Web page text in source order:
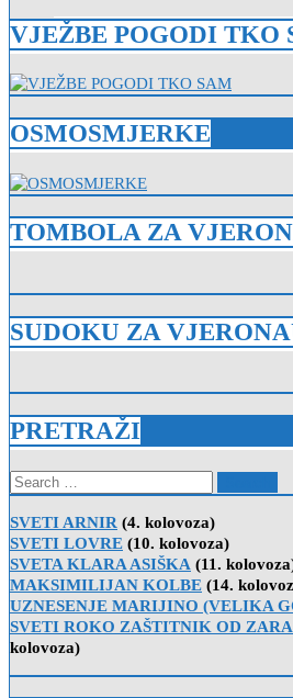
VJEŽBE POGODI TKO
OSMOSMJERKE
TOMBOLA ZA
SUDOKU ZA
PRETRAŽI
Search
for:
SVETI ARNIR (4. kolovoza)
SVETI LOVRE (10. kolovoza)
SVETA KLARA ASIŠKA (11.
MAKSIMILIJAN KOLBE (14.
UZNESENJE MARIJINO (VELIKA
SVETI ROKO ZAŠTITNIK OD
kolovoza)